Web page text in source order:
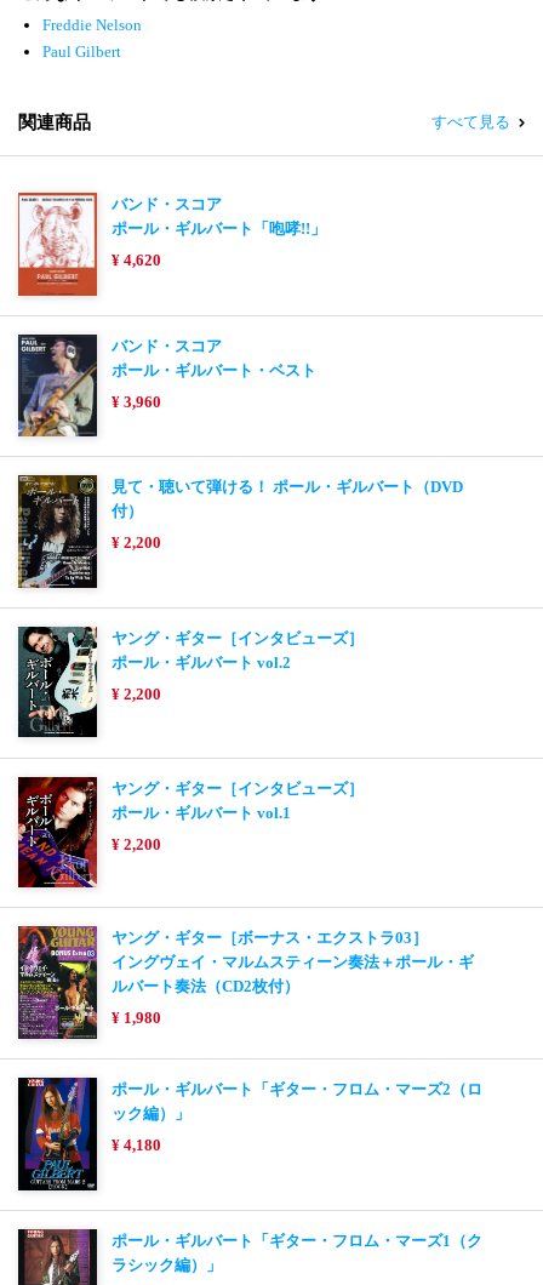
Freddie Nelson
Paul Gilbert
関連商品 すべて見る
バンド・スコア
ポール・ギルバート「咆哮!!」
¥ 4,620
バンド・スコア
ポール・ギルバート・ベスト
¥ 3,960
見て・聴いて弾ける！ ポール・ギルバート（DVD
付）
¥ 2,200
ヤング・ギター［インタビューズ］
ポール・ギルバート vol.2
¥ 2,200
ヤング・ギター［インタビューズ］
ポール・ギルバート vol.1
¥ 2,200
ヤング・ギター［ボーナス・エクストラ03］
イングヴェイ・マルムスティーン奏法＋ポール・ギ
ルバート奏法（CD2枚付）
¥ 1,980
ポール・ギルバート「ギター・フロム・マーズ2（ロ
ック編）」
¥ 4,180
ポール・ギルバート「ギター・フロム・マーズ1（ク
ラシック編）」